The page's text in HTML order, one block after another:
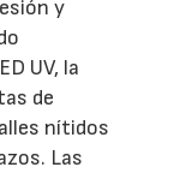
y
UV, la
de
nítidos
Las